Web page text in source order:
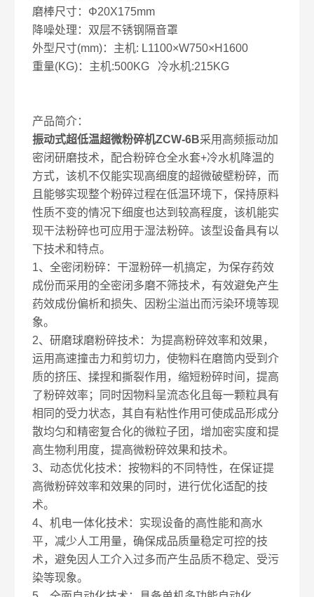
磨棒尺寸：Φ20X175mm
降噪处理：双层不锈钢隔音罩
外型尺寸(mm)：主机: L1100×W750×H1600
重量(KG)：主机:500KG 冷水机:215KG
产品简介：
振动式超低温超微粉碎机ZCW-6B采用高频振动加
密闭研磨技术，配合粉碎仓全水套+冷水机降温的
方式，该机不仅能实现高细度的超微破壁粉碎，而
且能够实现整个粉碎过程在低温环境下，保持原料
性质不变的情况下细度也达到较高程度，该机能实
现干法粉碎也可应用于湿法粉碎。该型设备具有以
下技术和特点。
1、全密闭粉碎：干湿粉碎一机搞定，为保存药效
成份而采用的全密闭多磨不筛技术，有效避免产生
药效成份偏析和损失、因粉尘溢出而污染环境等现
象。
2、研磨球磨粉碎技术：为提高粉碎效率和效果，
运用高速撞击力和剪切力，使物料在磨筒内受到介
质的挤压、揉捏和撕裂作用，缩短粉碎时间，提高
了粉碎效率；同时因物料呈流态化且每一颗粒具有
相同的受力状态，其自有粘性作用可使成品形成分
散均匀和精密复合化的微粒子团，增加密实度和提
高生物利用度，提高微粉碎效果和技术。
3、动态优化技术：按物料的不同特性，在保证提
高微粉碎效率和效果的同时，进行优化适配的技
术。
4、机电一体化技术：实现设备的高性能和高水
平，减少人工用量，确保成品质量稳定可控的技
术，避免因人工介入过多而产生品质不稳定、受污
染等现象。